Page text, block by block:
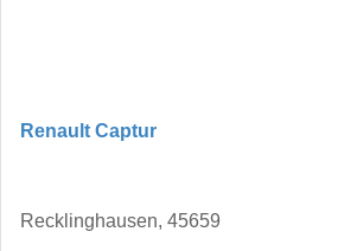
Renault Captur
Recklinghausen, 45659